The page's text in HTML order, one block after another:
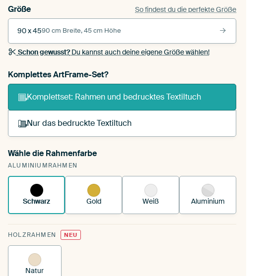
Größe So findest du die perfekte Größe
90 x 4590 cm Breite, 45 cm Höhe
Schon gewusst?Du kannst auch deine eigene Größe wählen!
Komplettes ArtFrame-Set?
Komplettset: Rahmen und bedrucktes Textiltuch
Nur das bedruckte Textiltuch
Du spannst einen wechselbaren Textiltuch in deinen
vorhandenen ArtFrame™.
Wähle die Rahmenfarbe
ALUMINIUMRAHMEN
Schwarz Gold Weiß Aluminium
HOLZRAHMEN NEU
Natur